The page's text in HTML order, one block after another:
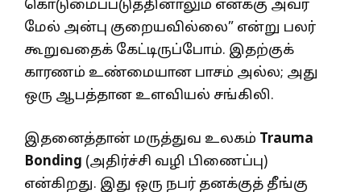
கொடுமைப்படுத்தினாலும் எனக்கு அவர்
மேல் அன்பு குறையவில்லை” என்று பலர்
கூறுவதைக் கேட்டிருப்போம். இதற்குக்
காரணம் உண்மையான பாசம் அல்ல; அது
ஒரு ஆபத்தான உளவியல் சங்கிலி.
இதனைத்தான் மருத்துவ உலகம் Trauma
Bonding (அதிர்ச்சி வழி பிணைப்பு)
என்கிறது. இது ஒரு நபர் தனக்குத் தீங்கு